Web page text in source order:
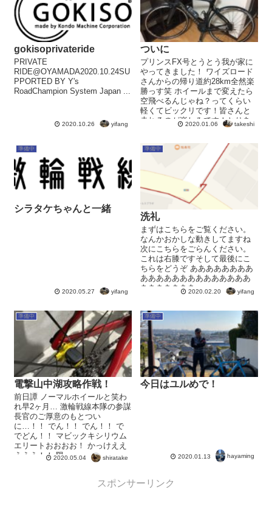
gokisoprivateride
PRIVATE
RIDE@OYAMADA2020.10.24SU
PPORTED BY Y's
RoadChampion System Japan ...
2020.10.26 yifang
ついに
プリンスFX号とうとう我が家に
やってきました！ ワイズロード
さんからの帰り道約28km全然楽
勝っす笑 ホイールまで変えたら
空飛べるんじゃね？ってくらい
軽くてビックリです！皆さんと
走れるのが楽しみです！とりあ
えず足を固定するのはもうちょ
2020.01.06 takeshi
準備中
シラタケちゃんと一緒
2020.05.27 yifang
準備中
洗礼
まずはこちらをご覧ください。
なんかおかしな動きしてますね
次にこちらをごらんください。
これは右膝ですそして最後にこ
ちらをどうぞ ああああああああ
ああああああああああああああ
あああああああ...2020.02.20 yifang
準備中
電撃山中湖攻略作戦！
前日譚 ノーマルホイールと笑わ
れ早2ヶ月… 激輪戦線本隊の参謀
長官のご厚意のもとつい
に…！！ でん！！ でん！！ で
でどん！！ マビックキシリウム
エリートおおおお！ かっけええ
えええ！！ 限...
2020.05.04 shiratake
準備中
今日はユルめで！
2020.01.13 hayaming
スポンサーリンク